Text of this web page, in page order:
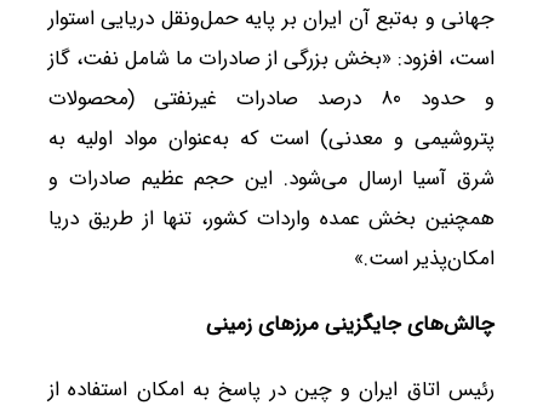
جهانی و به‌تبع آن ایران بر پایه حمل‌ونقل دریایی استوار
است، افزود: «بخش بزرگی از صادرات ما شامل نفت، گاز
و حدود ۸۰ درصد صادرات غیرنفتی (محصولات
پتروشیمی و معدنی) است که به‌عنوان مواد اولیه به
شرق آسیا ارسال می‌شود. این حجم عظیم صادرات و
همچنین بخش عمده واردات کشور، تنها از طریق دریا
امکان‌پذیر است.»
چالش‌های جایگزینی مرزهای زمینی
رئیس اتاق ایران و چین در پاسخ به امکان استفاده از